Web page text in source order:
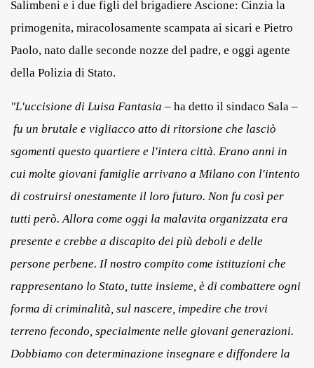
Salimbeni e i due figli del brigadiere Ascione: Cinzia la
primogenita, miracolosamente scampata ai sicari e Pietro
Paolo, nato dalle seconde nozze del padre, e oggi agente
della Polizia di Stato.
"L'uccisione di Luisa Fantasia – ha detto il sindaco Sala –
fu un brutale e vigliacco atto di ritorsione che lasciò
sgomenti questo quartiere e l'intera città. Erano anni in
cui molte giovani famiglie arrivano a Milano con l'intento
di costruirsi onestamente il loro futuro. Non fu così per
tutti però. Allora come oggi la malavita organizzata era
presente e crebbe a discapito dei più deboli e delle
persone perbene. Il nostro compito come istituzioni che
rappresentano lo Stato, tutte insieme, è di combattere ogni
forma di criminalità, sul nascere, impedire che trovi
terreno fecondo, specialmente nelle giovani generazioni.
Dobbiamo con determinazione insegnare e diffondere la